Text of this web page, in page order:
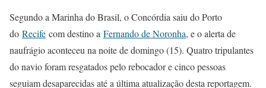
Segundo a Marinha do Brasil, o Concórdia saiu do Porto
do Recife com destino a Fernando de Noronha, e o alerta de
naufrágio aconteceu na noite de domingo (15). Quatro tripulantes
do navio foram resgatados pelo rebocador e cinco pessoas
seguiam desaparecidas até a última atualização desta reportagem.